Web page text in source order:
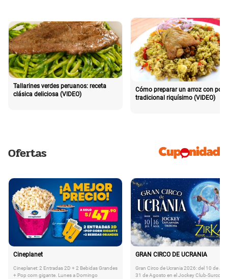
Tallarines verdes peruanos: receta
clásica deliciosa (VIDEO)
Cómo preparar un arroz con pollo
tradicional riquísimo (VIDEO)
Ofertas
Cineplanet
Cineplanet: 2 Entradas 2D + 2 Bebidas Grandes
+ Pop corn gigante. Lunes a Domingo
GRAN CIRCO DE UCRANIA
Gran Circo de Ucrania 2026: del 10 de
31 de Agosto en el Jockey Club-Surco